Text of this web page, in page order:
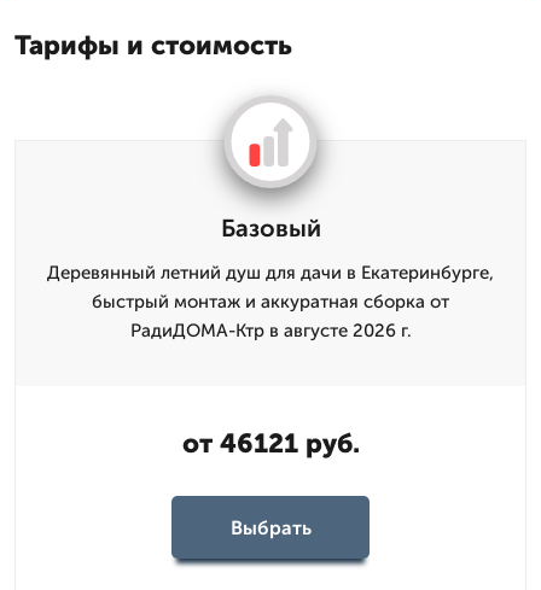
Тарифы и стоимость
Базовый
Деревянный летний душ для дачи в Екатеринбурге,
быстрый монтаж и аккуратная сборка от
РадиДОМА-Ктр в августе 2026 г.
от 46121 руб.
Выбрать